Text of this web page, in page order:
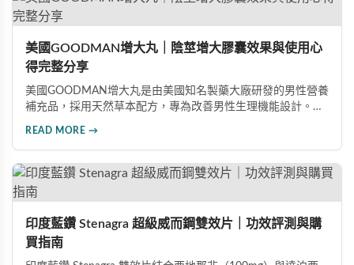
美國GOODMAN增大丸｜陰莖增大膠囊效果與使用心
得完整分享
美國GOODMAN增大丸是由美國知名製藥大廠研發的男性營養
補充品，採用天然草本配方，專為改善男性生理機能設計。根
READ MORE →
印度藍鑽 Stenagra 超級威而鋼雙效片｜功效評測與購
買指南